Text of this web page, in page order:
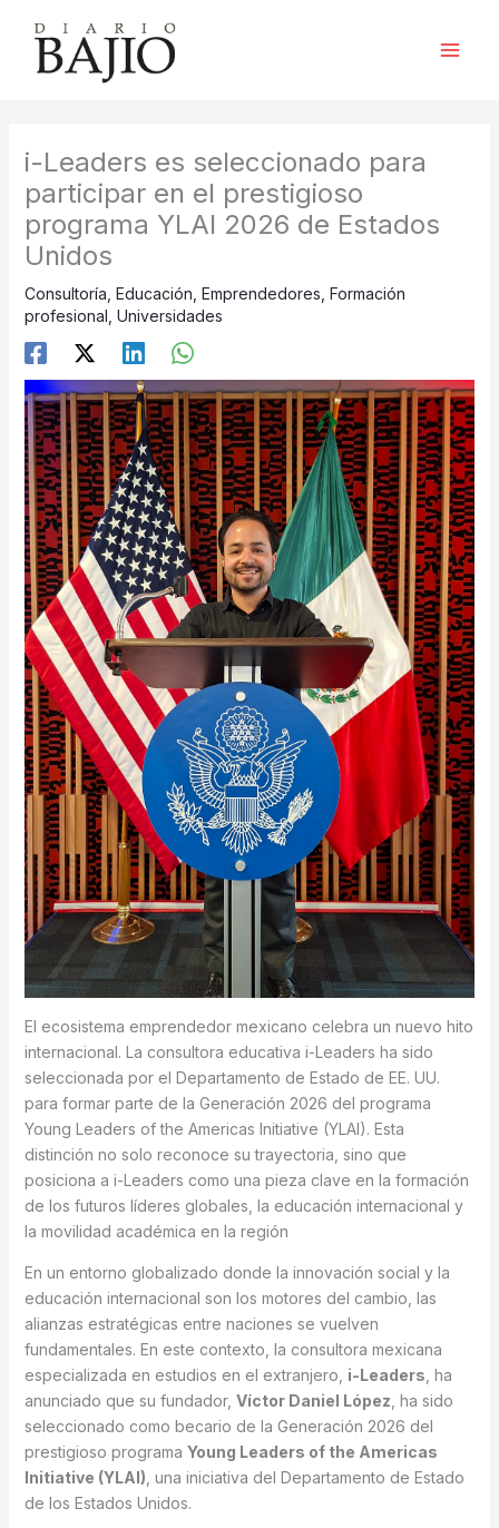
contenido
i-Leaders es seleccionado para
participar en el prestigioso
programa YLAI 2026 de Estados
Unidos
Consultoría Educación Emprendedores Formación
profesional Universidades
El ecosistema emprendedor mexicano celebra un nuevo hito
internacional. La consultora educativa i-Leaders ha sido
seleccionada por el Departamento de Estado de EE. UU.
para formar parte de la Generación 2026 del programa
Young Leaders of the Americas Initiative (YLAI). Esta
distinción no solo reconoce su trayectoria, sino que
posiciona a i-Leaders como una pieza clave en la formación
de los futuros líderes globales, la educación internacional y
la movilidad académica en la región
En un entorno globalizado donde la innovación social y la
educación internacional son los motores del cambio, las
alianzas estratégicas entre naciones se vuelven
fundamentales. En este contexto, la consultora mexicana
especializada en estudios en el extranjero, i-Leaders , ha
anunciado que su fundador, Víctor Daniel López , ha sido
seleccionado como becario de la Generación 2026 del
prestigioso programa Young Leaders of the Americas
Initiative (YLAI) , una iniciativa del Departamento de Estado
de los Estados Unidos.